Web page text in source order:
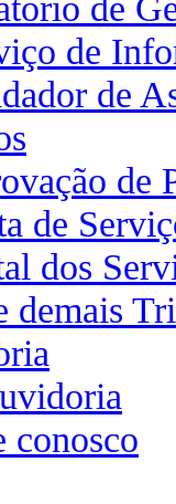
de
de
de
de
dos
demais
conosco